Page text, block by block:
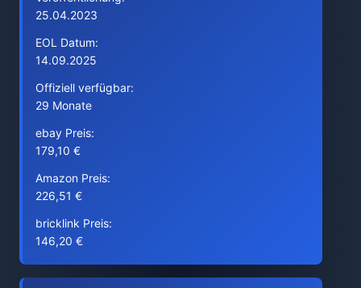
25.04.2023
EOL Datum:
14.09.2025
Offiziell verfügbar:
29 Monate
ebay Preis:
179,10 €
Amazon Preis:
226,51 €
bricklink Preis:
146,20 €